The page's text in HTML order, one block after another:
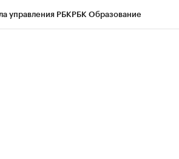
управления РБКРБК Образование